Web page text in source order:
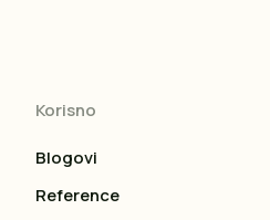
Korisno
Blogovi
Reference